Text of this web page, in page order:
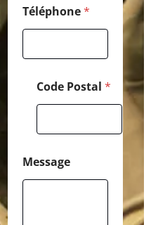
Téléphone*
Code Postal *
Message